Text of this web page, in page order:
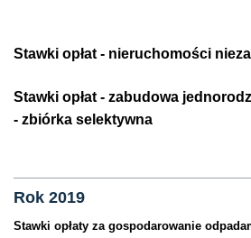
Stawki opłat - nieruchomości
Stawki opłat - zabudowa
- zbiórka selektywna
Rok 2019
Stawki opłaty za gospodarowanie